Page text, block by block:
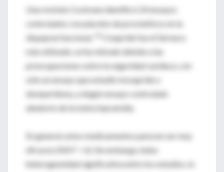
Una revisión Cochrane identificó 24 ensayos
controlados con placebo de procinéticos en la
dispepsia funcional.
Cisapride fue el fármaco
más utilizado, se ha retirado debido a las
preocupaciones sobre la seguridad cardiaca, con
sólo un ensayo que estudió mosapride o
domperidona, y ningún ensayo controlado
aleatorio de la metoclopramida.
En general, estos medicamentos parecen ser muy
eficaces (NNT = 6). Sin embargo, hubo
heterogeneidad significativa entre los estudios, lo